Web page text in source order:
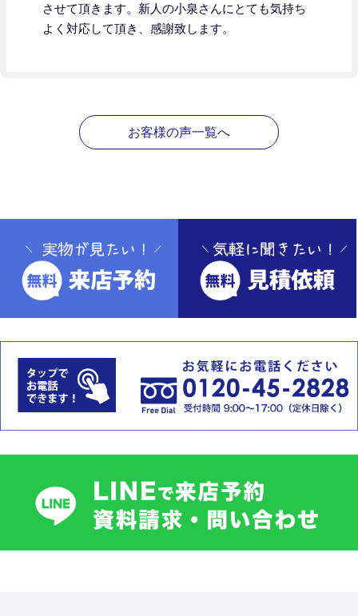
させて頂きます。新人の小泉さんにとても気持ち
よく対応して頂き、感謝致します。
お客様の声一覧へ